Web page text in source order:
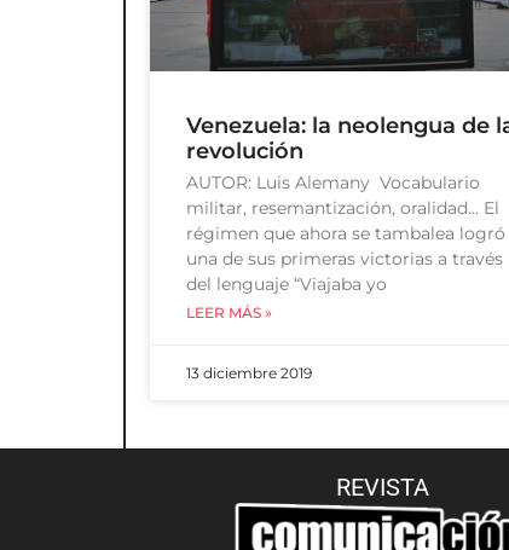
Venezuela: la neolengua de
revolución
AUTOR: Luis Alemany Vocabulario
militar, resemantización, oralidad… El
régimen que ahora se tambalea logró
una de sus primeras victorias a través
del lenguaje “Viajaba yo
LEER MÁS »
13 diciembre 2019
REVISTA